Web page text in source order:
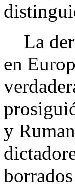
La
en
y